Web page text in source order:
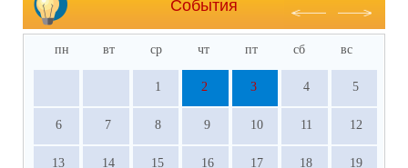
События
пн вт ср чт пт сб вс
1 2 3 4 5
6 7 8 9 10 11 12
13 14 15 16 17 18 19